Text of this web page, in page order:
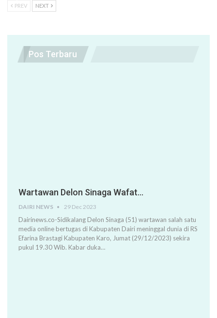
PREV NEXT
Pos Terbaru
Wartawan Delon Sinaga Wafat…
DAIRI NEWS 29 Dec 2023
Dairinews.co-Sidikalang Delon Sinaga (51) wartawan salah satu
media online bertugas di Kabupaten Dairi meninggal dunia di RS
Efarina Brastagi Kabupaten Karo, Jumat (29/12/2023) sekira
pukul 19.30 Wib. Kabar duka…